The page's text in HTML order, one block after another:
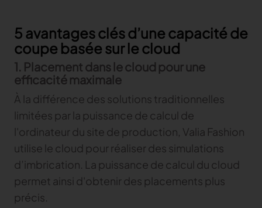
Optimisez vos ventes sur les marketplaces
Retviews
Automatisez votre analyse concurrentielle
Supervisez l’ensemble de l’activité de votre
marque
TRACER
TextileGenesis
Accélérez la traçabilité dans votre entreprise de
mode
5 avantages clés d’une capacité de
coupe basée sur le cloud
1. Placement dans le cloud pour une
efficacité maximale
À la différence des solutions traditionnelles
limitées par la puissance de calcul de
l'ordinateur du site de production, Valia Fashion
utilise le cloud pour réaliser des simulations
d’imbrication. La puissance de calcul du cloud
permet ainsi d'obtenir des placements plus
précis.